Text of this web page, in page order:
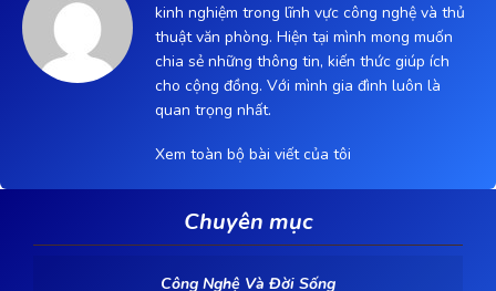
kinh nghiệm trong lĩnh vực công nghệ và thủ
thuật văn phòng. Hiện tại mình mong muốn
chia sẻ những thông tin, kiến thức giúp ích
cho cộng đồng. Với mình gia đình luôn là
quan trọng nhất.
Xem toàn bộ bài viết của tôi
Chuyên mục
Công Nghệ Và Đời Sống